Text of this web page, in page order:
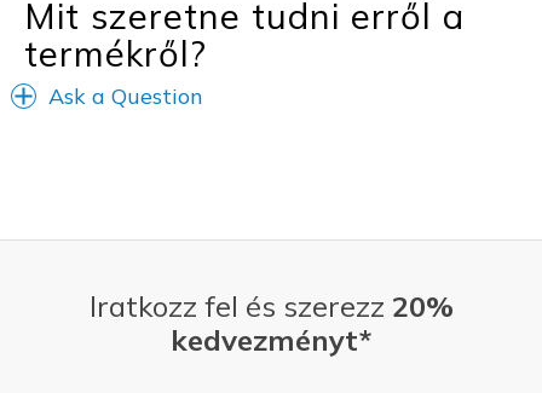
Going Out
Width
Feels true to width
Mit szeretne tudni erről a
termékről?
Ask a Question
Iratkozz fel és szerezz 20%
kedvezményt*